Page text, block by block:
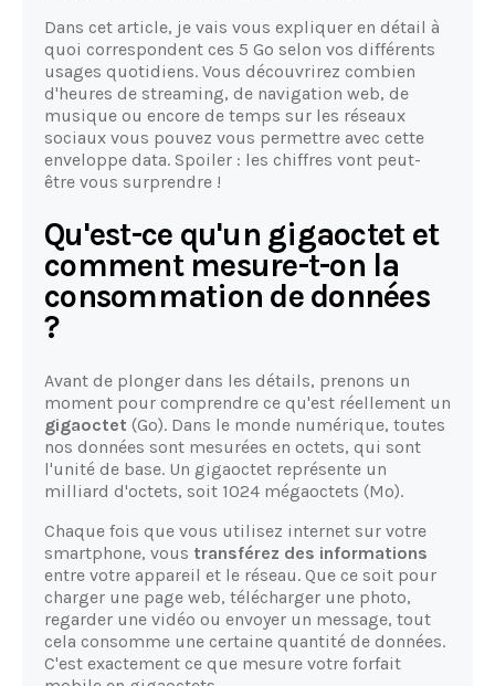
Dans cet article, je vais vous expliquer en détail à
quoi correspondent ces 5 Go selon vos différents
usages quotidiens. Vous découvrirez combien
d'heures de streaming, de navigation web, de
musique ou encore de temps sur les réseaux
sociaux vous pouvez vous permettre avec cette
enveloppe data. Spoiler : les chiffres vont peut-
être vous surprendre !
Qu'est-ce qu'un gigaoctet et
comment mesure-t-on la
consommation de données
?
Avant de plonger dans les détails, prenons un
moment pour comprendre ce qu'est réellement un
gigaoctet (Go). Dans le monde numérique, toutes
nos données sont mesurées en octets, qui sont
l'unité de base. Un gigaoctet représente un
milliard d'octets, soit 1024 mégaoctets (Mo).
Chaque fois que vous utilisez internet sur votre
smartphone, vous transférez des informations
entre votre appareil et le réseau. Que ce soit pour
charger une page web, télécharger une photo,
regarder une vidéo ou envoyer un message, tout
cela consomme une certaine quantité de données.
C'est exactement ce que mesure votre forfait